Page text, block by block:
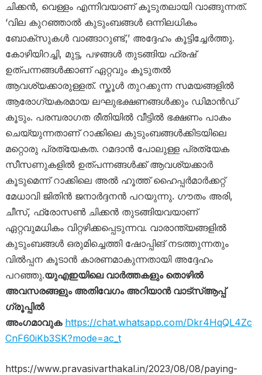
ചിക്കൻ, വെള്ളം എന്നിവയാണ് കൂടുതലായി വാങ്ങുന്നത്.
‘വില കുറഞ്ഞാൽ കുടുംബങ്ങൾ ഒന്നിലധികം
ബോക്സുകൾ വാങ്ങാറുണ്ട്,’ അദ്ദേഹം കൂട്ടിച്ചേർത്തു.
കോഴിയിറച്ചി, മുട്ട, പഴങ്ങൾ തുടങ്ങിയ ഫ്രഷ്
ഉത്പന്നങ്ങൾക്കാണ് ഏറ്റവും കൂടുതൽ
ആവശ്യക്കാരുള്ളത്. സ്കൂൾ തുറക്കുന്ന സമയങ്ങളിൽ
ആരോഗ്യകരമായ ലഘുഭക്ഷണങ്ങൾക്കും ഡിമാൻഡ്
കൂടും. പരമ്പരാഗത രീതിയിൽ വീട്ടിൽ ഭക്ഷണം പാകം
ചെയ്യുന്നതാണ് റാക്കിലെ കുടുംബങ്ങൾക്കിടയിലെ
മറ്റൊരു പ്രത്യേകത. റമദാൻ പോലുള്ള പ്രത്യേക
സീസണുകളിൽ ഉത്പന്നങ്ങൾക്ക് ആവശ്യക്കാർ
കൂടുമെന്ന് റാക്കിലെ അൽ ഹൂത്ത് ഹൈപ്പർമാർക്കറ്റ്
മേധാവി ജിതിൻ ജനാർദ്ദനൻ പറയുന്നു. ഗൗതം അരി,
ചീസ്, ഫ്രോസൺ ചിക്കൻ തുടങ്ങിയവയാണ്
ഏറ്റവുമധികം വിറ്റഴിക്കപ്പെടുന്നവ. വാരാന്ത്യങ്ങളിൽ
കുടുംബങ്ങൾ ഒരുമിച്ചെത്തി ഷോപ്പിങ് നടത്തുന്നതും
വിൽപ്പന കൂടാൻ കാരണമാകുന്നതായി അദ്ദേഹം
പറഞ്ഞു.യുഎഇയിലെ വാർത്തകളും തൊഴിൽ
അവസരങ്ങളും അതിവേഗം അറിയാൻ വാട്സ്ആപ്പ്
ഗ്രൂപ്പിൽ
അംഗമാവുക https://chat.whatsapp.com/Dkr4HqQL4Zc
CnF60iKb3SK?mode=ac_t
https://www.pravasivarthakal.in/2023/08/08/paying-